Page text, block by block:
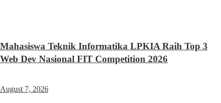
Mahasiswa Teknik Informatika LPKIA Raih Top 3
Web Dev Nasional FIT Competition 2026
August 7, 2026